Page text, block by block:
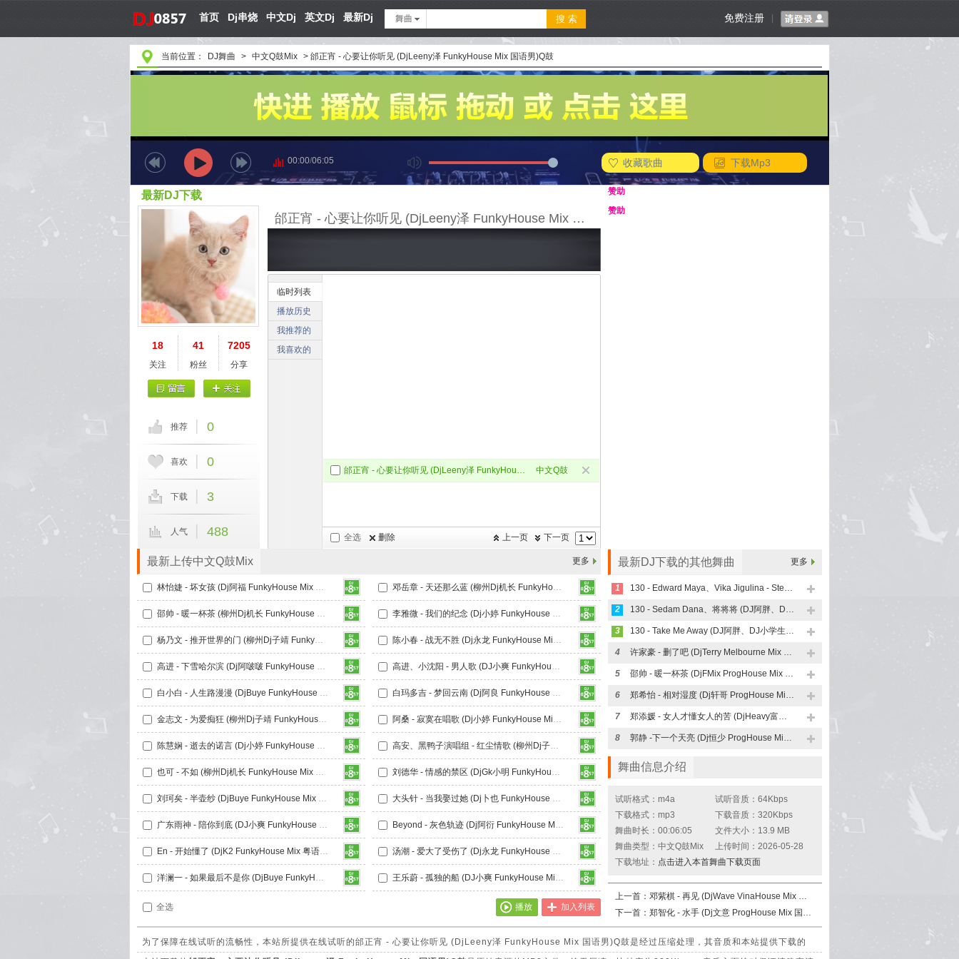
首页 Dj串烧 中文Dj 英文Dj 最新Dj 舞曲 免费注册
当前位置： DJ舞曲 > 中文Q鼓Mix > 邰正宵 - 心要让你听见 (DjLeeny泽 FunkyHouse Mix 国语男)Q鼓
下载Mp3
收藏歌曲
00:00/06:05
邰正宵 - 心要让你听见 (DjLeeny泽 FunkyHouse Mix 国语男)Q鼓
临时列表
播放历史
我推荐的
我喜欢的
邰正宵 - 心要让你听见 (DjLeeny泽 FunkyHouse Mix 国语男)Q鼓
中文Q鼓
全选 删除 下一页
上一页
最新DJ下载
18
关注
41
粉丝
7205
分享
推荐 0
喜欢 0
下载 3
人气 488
赞助
赞助
最新上传中文Q鼓Mix 更多
林怡婕 - 坏女孩 (Dj阿福 FunkyHouse Mix Q鼓) 邓岳章 - 天还那么蓝 (柳州Dj机长 FunkyHouse Mix Q鼓)
邵帅 - 暖一杯茶 (柳州Dj机长 FunkyHouse Mix Q鼓) 李雅微 - 我们的纪念 (Dj小婷 FunkyHouse Mix Q鼓)
杨乃文 - 推开世界的门 (柳州Dj子靖 FunkyHouse Mix Q鼓) 陈小春 - 战无不胜 (Dj永龙 FunkyHouse Mix粤语男)Q鼓
高进 - 下雪哈尔滨 (Dj阿啵啵 FunkyHouse Mix Q鼓) 高进、小沈阳 - 男人歌 (DJ小爽 FunkyHouse Mix Q鼓)
白小白 - 人生路漫漫 (DjBuye FunkyHouse Mix Q鼓) 白玛多吉 - 梦回云南 (Dj阿良 FunkyHouse Mix Q鼓)
金志文 - 为爱痴狂 (柳州Dj子靖 FunkyHouse Mix Q鼓) 阿桑 - 寂寞在唱歌 (Dj小婷 FunkyHouse Mix Q鼓)
陈慧娴 - 逝去的诺言 (Dj小婷 FunkyHouse 粤语 Mix Q鼓) 高安、黑鸭子演唱组 - 红尘情歌 (柳州Dj子靖 FunkyHouse Mix Q鼓)
也可 - 不如 (柳州Dj机长 FunkyHouse Mix Q鼓) 刘德华 - 情感的禁区 (DjGk小明 FunkyHouse Mix 粤语)Q鼓
刘珂矣 - 半壶纱 (DjBuye FunkyHouse Mix Q鼓) 大头针 - 当我娶过她 (Dj卜也 FunkyHouse Mix Q鼓)
广东雨神 - 陪你到底 (DJ小爽 FunkyHouse Mix Q鼓) Beyond - 灰色轨迹 (Dj阿衍 FunkyHouse Mix 粤语 Q鼓)
En - 开始懂了 (DjK2 FunkyHouse Mix 粤语 Q鼓) 汤潮 - 爱大了受伤了 (Dj永龙 FunkyHouse Mix Q鼓)
洋澜一 - 如果最后不是你 (DjBuye FunkyHouse Mix Q鼓) 王乐蔚 - 孤独的船 (DJ小爽 FunkyHouse Mix Q鼓)
全选 加入列表
播放
最新DJ下载的其他舞曲 更多
1 130 - Edward Maya、Vika Jigulina - Stereo Love (DJ阿胖、DJ小学生 FunkyHouse Mix Q鼓)
2 130 - Sedam Dana、将将将 (DJ阿胖、DJ小学生 FunkyHouse Mix V2 Q鼓)
3 130 - Take Me Away (DJ阿胖、DJ小学生 FunkyHouse Mix)Q鼓
4 许家豪 - 删了吧 (DjTerry Melbourne Mix 国语男)
5 邵帅 - 暖一杯茶 (DjFMix ProgHouse Mix 国语男)
6 郑希怡 - 相对湿度 (Dj轩哥 ProgHouse Mix 粤语女)
7 郑添媛 - 女人才懂女人的苦 (DjHeavy富富 Disco Rmx 2026)
8 郭静 -下一个天亮 (Dj恒少 ProgHouse Mix 国语女)
舞曲信息介绍
试听格式：m4a
试听音质：64Kbps
下载格式：mp3
下载音质：320Kbps
舞曲时长：00:06:05
文件大小：13.9 MB
舞曲类型：中文Q鼓Mix
上传时间：2026-05-28
下载地址： 点击进入本首舞曲下载页面
上一首：
邓紫棋 - 再见 (DjWave VinaHouse Mix 国语女)
下一首：
郑智化 - 水手 (Dj文意 ProgHouse Mix 国语男)
为了保障在线试听的流畅性，本站所提供在线试听的邰正宵 - 心要让你听见 (DjLeeny泽 FunkyHouse Mix 国语男)Q鼓是经过压缩处理，其音质和本站提供下载的